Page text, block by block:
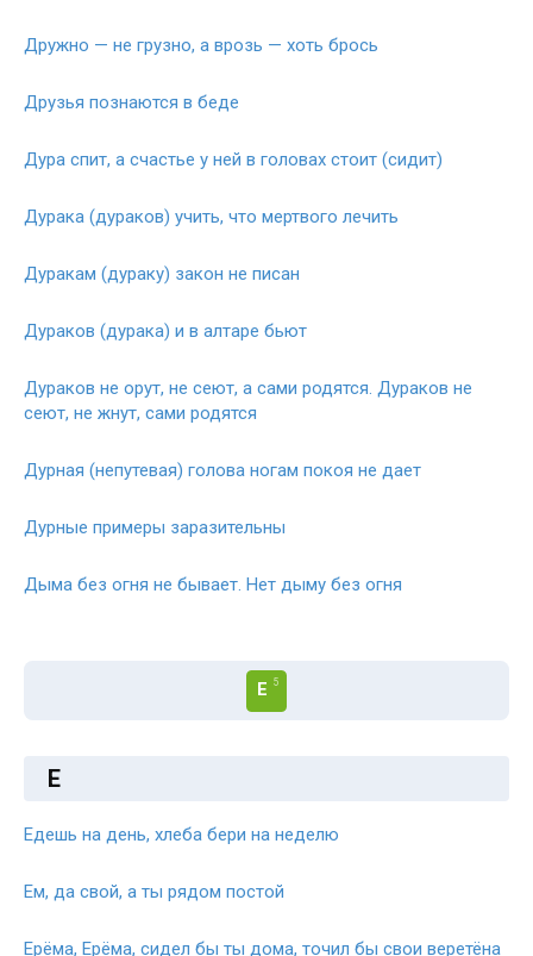
Дружно — не грузно, а врозь — хоть брось
Друзья познаются в беде
Дура спит, а счастье у ней в головах стоит (сидит)
Дурака (дураков) учить, что мертвого лечить
Дуракам (дураку) закон не писан
Дураков (дурака) и в алтаре бьют
Дураков не орут, не сеют, а сами родятся. Дураков не
сеют, не жнут, сами родятся
Дурная (непутевая) голова ногам покоя не дает
Дурные примеры заразительны
Дыма без огня не бывает. Нет дыму без огня
Е 5
Е
Едешь на день, хлеба бери на неделю
Ем, да свой, а ты рядом постой
Ерёма, Ерёма, сидел бы ты дома, точил бы свои веретёна